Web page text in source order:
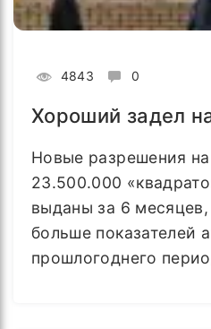
4843 0
Хороший задел
Новые разрешения на
23.500.000
выданы за 6 месяцев,
больше показателей
прошлогоднего